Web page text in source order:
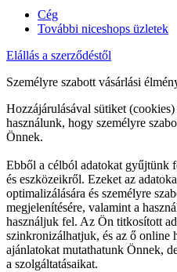
Cég
További niceshops üzletek
Elállás a szerződéstől
Személyre szabott vásárlási
Hozzájárulásával sütiket
használunk, hogy személyre
Önnek.
Ebből a célból adatokat gyűjtünk
és eszközeikről. Ezeket az
optimalizálására és személyre
megjelenítésére, valamint a
használjuk fel. Az Ön titkosított
szinkronizálhatjuk, és az ő online
ajánlatokat mutathatunk Önnek,
a szolgáltatásaikat.